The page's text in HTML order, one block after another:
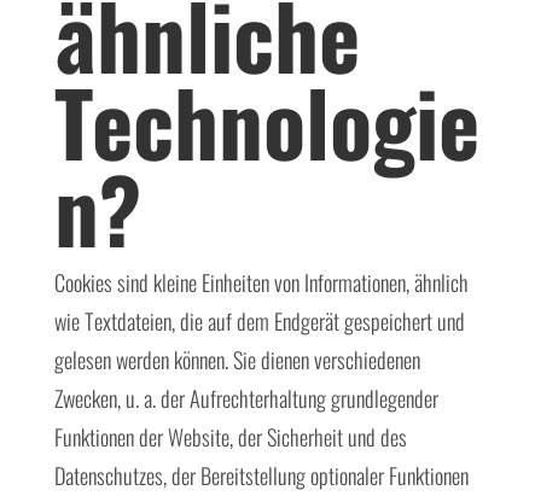
ähnliche
Technologie
n?
Cookies sind kleine Einheiten von Informationen, ähnlich
wie Textdateien, die auf dem Endgerät gespeichert und
gelesen werden können. Sie dienen verschiedenen
Zwecken, u. a. der Aufrechterhaltung grundlegender
Funktionen der Website, der Sicherheit und des
Datenschutzes, der Bereitstellung optionaler Funktionen